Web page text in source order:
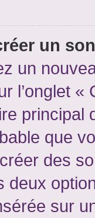
un
un
l’onglet
principal
que
des
deux
sur